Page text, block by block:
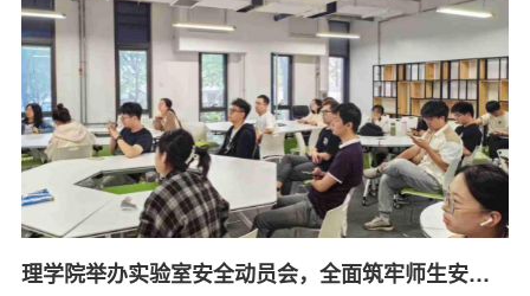
理学院举办实验室安全动员会，全面筑牢师生安全防线与应急响应能力